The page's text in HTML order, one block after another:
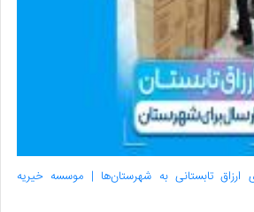
ارزاق تابستانی به شهرستان‌ها | موسسه خیریه